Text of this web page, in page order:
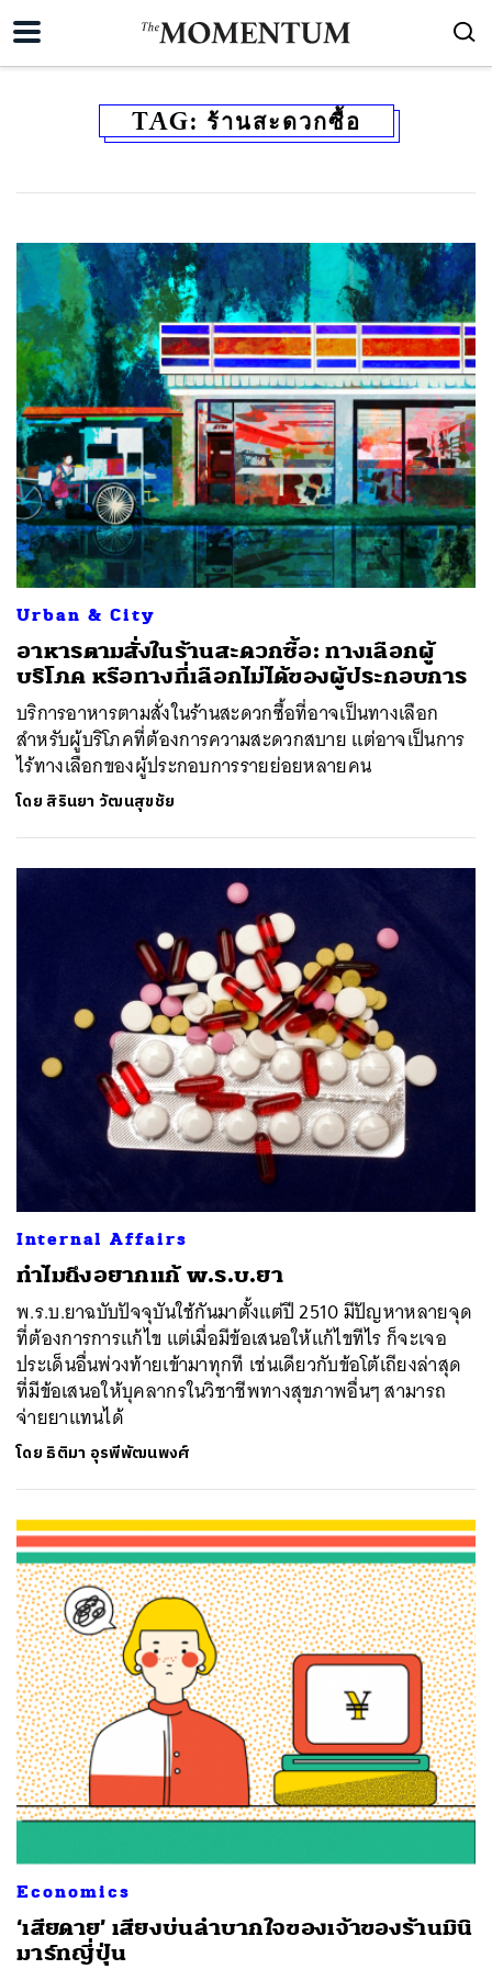
TAG: ร้านสะดวกซื้อ
Urban & City
อาหารตามสั่งในร้านสะดวกซื้อ: ทางเลือกผู้
บริโภค หรือทางที่เลือกไม่ได้ของผู้ประกอบการ
บริการอาหารตามสั่งในร้านสะดวกซื้อที่อาจเป็นทางเลือก
สำหรับผู้บริโภคที่ต้องการความสะดวกสบาย แต่อาจเป็นการ
ไร้ทางเลือกของผู้ประกอบการรายย่อยหลายคน
โดย สิรินยา วัฒนสุขชัย
Internal Affairs
ทำไมถึงอยากแก้ พ.ร.บ.ยา
พ.ร.บ.ยาฉบับปัจจุบันใช้กันมาตั้งแต่ปี 2510 มีปัญหาหลายจุด
ที่ต้องการการแก้ไข แต่เมื่อมีข้อเสนอให้แก้ไขทีไร ก็จะเจอ
ประเด็นอื่นพ่วงท้ายเข้ามาทุกที เช่นเดียวกับข้อโต้เถียงล่าสุด
ที่มีข้อเสนอให้บุคลากรในวิชาชีพทางสุขภาพอื่นๆ สามารถ
จ่ายยาแทนได้
โดย ธิติมา อุรพีพัฒนพงศ์
Economics
‘เสียดาย’ เสียงบ่นลำบากใจของเจ้าของร้านมินิ
มาร์ทญี่ปุ่น
LINE